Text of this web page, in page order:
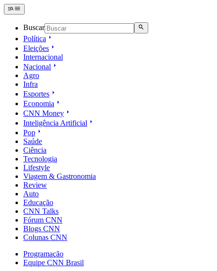
Buscar
Política
Eleições
Internacional
Nacional
Agro
Infra
Esportes
Economia
CNN Money
Inteligência Artificial
Pop
Saúde
Ciência
Tecnologia
Lifestyle
Viagem & Gastronomia
Review
Auto
Educação
CNN Talks
Fórum CNN
Blogs CNN
Colunas CNN
Programação
Equipe CNN Brasil